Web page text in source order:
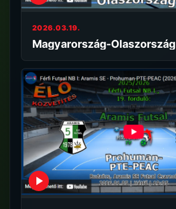
2026.03.19.
Magyarország-Olaszország